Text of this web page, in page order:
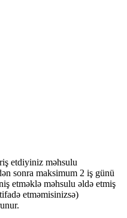
etdiyiniz məhsulu
sonra maksimum 2 iş günü
etməklə məhsulu əldə etmiş
etməmisinizsə)